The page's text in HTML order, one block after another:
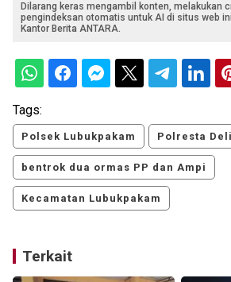
Dilarang keras mengambil konten, melakukan
pengindeksan otomatis untuk AI di situs web
Kantor Berita ANTARA.
Tags:
Polsek Lubukpakam Polresta
bentrok dua ormas PP dan Ampi
Kecamatan Lubukpakam
Terkait